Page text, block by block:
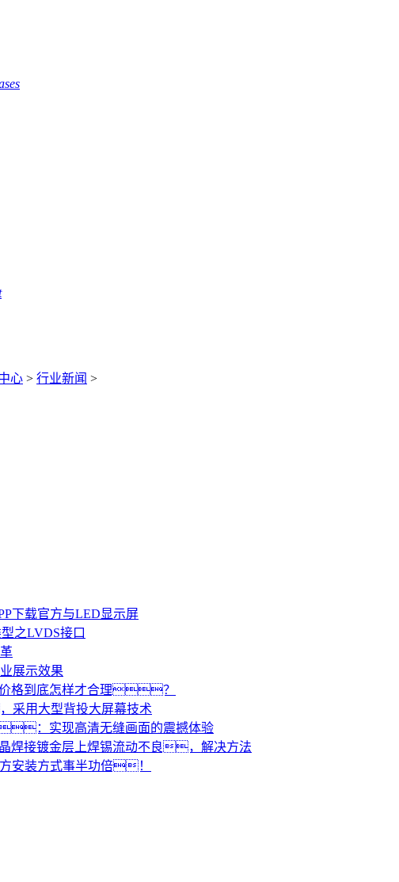
心 > 行业新闻 >
下载官方与LED显示屏
之LVDS接口
展示效果
价格到底怎样才合理？
用大型背投大屏幕技术
：实现高清无缝画面的震撼体验
焊接镀金层上焊锡流动不良，解决方法
安装方式事半功倍！